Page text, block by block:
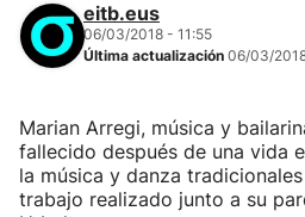
eitb.eus
06/03/2018 - 11:55
Última actualización 06/03/
Marian Arregi, música y
fallecido después de una vida
la música y danza
trabajo realizado junto a su